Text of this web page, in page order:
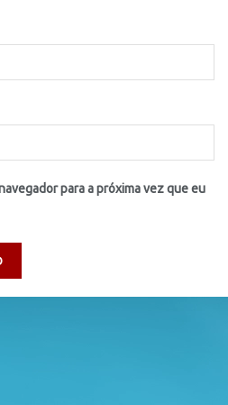
para a próxima vez que eu